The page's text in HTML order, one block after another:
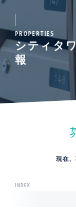
PROPERTIES
シティタ
報
現在
INDEX